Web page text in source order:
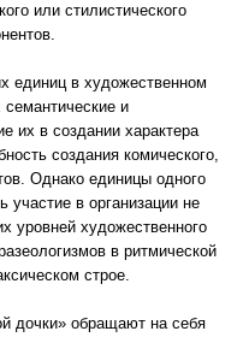
или стилистического
единиц в художественном
и
их в создании характера
создания комического,
Однако единицы одного
участие в организации не
уровней художественного
в ритмической
строе.
дочки» обращают на себя